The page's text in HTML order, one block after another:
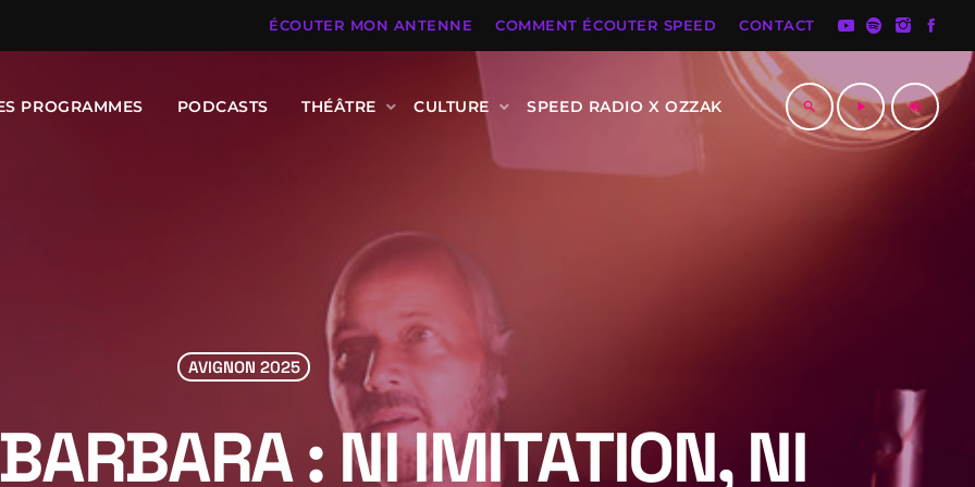
ÉCOUTER MON ANTENNE COMMENT ÉCOUTER SPEED CONTACT
PROGRAMMES PODCASTS THÉÂTRE CULTURE SPEED RADIO X OZZAK search play_arrow volume_up
AVIGNON 2025
: NI IMITATION, NI